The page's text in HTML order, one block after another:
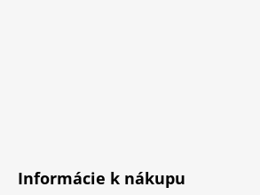
Informácie k nákupu